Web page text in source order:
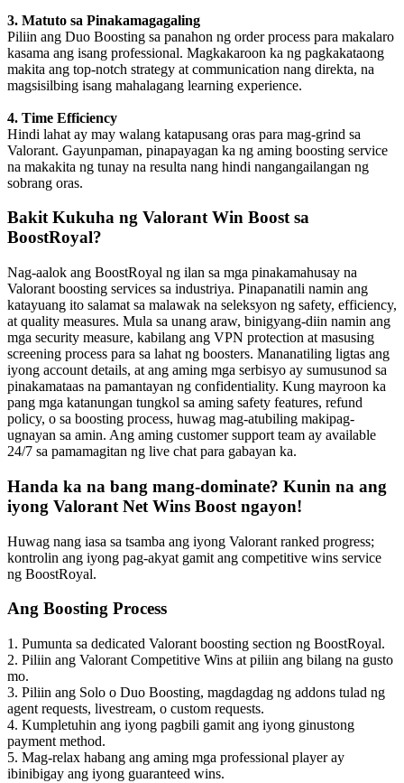
3. Matuto sa Pinakamagagaling
Piliin ang Duo Boosting sa panahon ng order process para makalaro
kasama ang isang professional. Magkakaroon ka ng pagkakataong
makita ang top-notch strategy at communication nang direkta, na
magsisilbing isang mahalagang learning experience.
4. Time Efficiency
Hindi lahat ay may walang katapusang oras para mag-grind sa
Valorant. Gayunpaman, pinapayagan ka ng aming boosting service
na makakita ng tunay na resulta nang hindi nangangailangan ng
sobrang oras.
Bakit Kukuha ng Valorant Win Boost sa
BoostRoyal?
Nag-aalok ang BoostRoyal ng ilan sa mga pinakamahusay na
Valorant boosting services sa industriya. Pinapanatili namin ang
katayuang ito salamat sa malawak na seleksyon ng safety, efficiency,
at quality measures. Mula sa unang araw, binigyang-diin namin ang
mga security measure, kabilang ang VPN protection at masusing
screening process para sa lahat ng boosters. Mananatiling ligtas ang
iyong account details, at ang aming mga serbisyo ay sumusunod sa
pinakamataas na pamantayan ng confidentiality. Kung mayroon ka
pang mga katanungan tungkol sa aming safety features, refund
policy, o sa boosting process, huwag mag-atubiling makipag-
ugnayan sa amin. Ang aming customer support team ay available
24/7 sa pamamagitan ng live chat para gabayan ka.
Handa ka na bang mang-dominate? Kunin na ang
iyong Valorant Net Wins Boost ngayon!
Huwag nang iasa sa tsamba ang iyong Valorant ranked progress;
kontrolin ang iyong pag-akyat gamit ang competitive wins service
ng BoostRoyal.
Ang Boosting Process
1. Pumunta sa dedicated Valorant boosting section ng BoostRoyal.
2. Piliin ang Valorant Competitive Wins at piliin ang bilang na gusto
mo.
3. Piliin ang Solo o Duo Boosting, magdagdag ng addons tulad ng
agent requests, livestream, o custom requests.
4. Kumpletuhin ang iyong pagbili gamit ang iyong ginustong
payment method.
5. Mag-relax habang ang aming mga professional player ay
ibinibigay ang iyong guaranteed wins.